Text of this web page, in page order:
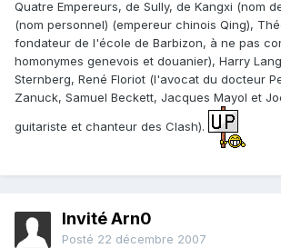
Quatre Empereurs, de Sully, de Kangxi (nom
(nom personnel) (empereur chinois Qing),
fondateur de l'école de Barbizon, à ne pas
homonymes genevois et douanier), Harry
Sternberg, René Floriot (l'avocat du docteur
Zanuck, Samuel Beckett, Jacques Mayol et
guitariste et chanteur des Clash).
Invité Arn0
Posté 22 décembre 2007